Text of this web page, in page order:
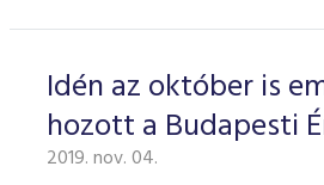
Idén az október is
hozott a Budapesti
2019. nov. 04.